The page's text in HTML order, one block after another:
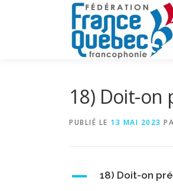
18) Doit-on
PUBLIÉ LE 13 MAI 2023
A 18) Doit-on